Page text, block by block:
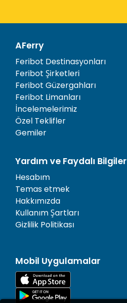
AFerry
Feribot Destinasyonları
Feribot Şirketleri
Feribot Güzergahları
Feribot Limanları
İncelemelerimiz
Özel Teklifler
Gemiler
Yardım ve Faydalı Bilgiler
Hesabım
Temas etmek
Hakkımızda
Kullanım Şartları
Gizlilik Politikası
Mobil Uygulamalar